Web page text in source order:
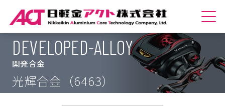
ホームへ
会社紹介
商品紹介
DEVELOPED-ALLOY
開発合金
光輝合金（6463）